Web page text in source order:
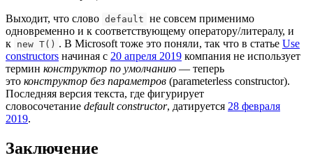
Выходит, что слово default не совсем применимо
одновременно и к соответствующему оператору/литералу, и
к new T() . В Microsoft тоже это поняли, так что в статье Use
constructors начиная с 20 апреля 2019 компания не использует
термин конструктор по умолчанию — теперь
это конструктор без параметров (parameterless constructor).
Последняя версия текста, где фигурирует
словосочетание default constructor, датируется 28 февраля
2019.
Заключение